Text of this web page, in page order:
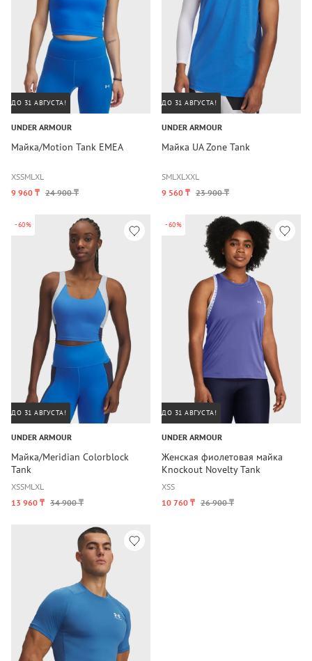
ДО 31 АВГУСТА!
UNDER ARMOUR
Майка/Motion Tank EMEA
XSSMLXL
9 960 ₸ 24 900 ₸
ДО 31 АВГУСТА!
UNDER ARMOUR
Майка UA Zone Tank
SMLXLXXL
9 560 ₸ 23 900 ₸
-60%
ДО 31 АВГУСТА!
UNDER ARMOUR
Майка/Meridian Colorblock
Tank
XSSMLXL
13 960 ₸ 34 900 ₸
-60%
ДО 31 АВГУСТА!
UNDER ARMOUR
Женская фиолетовая майка
Knockout Novelty Tank
XSS
10 760 ₸ 26 900 ₸